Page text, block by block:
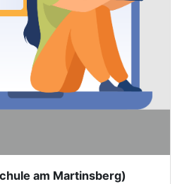
am Martinsberg)